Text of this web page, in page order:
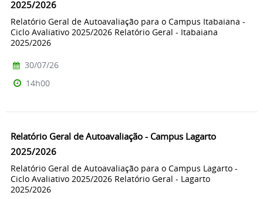
2025/2026
Relatório Geral de Autoavaliação para o Campus Itabaiana -
Ciclo Avaliativo 2025/2026 Relatório Geral - Itabaiana
2025/2026
30/07/26
14h00
Relatório Geral de Autoavaliação - Campus Lagarto
2025/2026
Relatório Geral de Autoavaliação para o Campus Lagarto -
Ciclo Avaliativo 2025/2026 Relatório Geral - Lagarto
2025/2026